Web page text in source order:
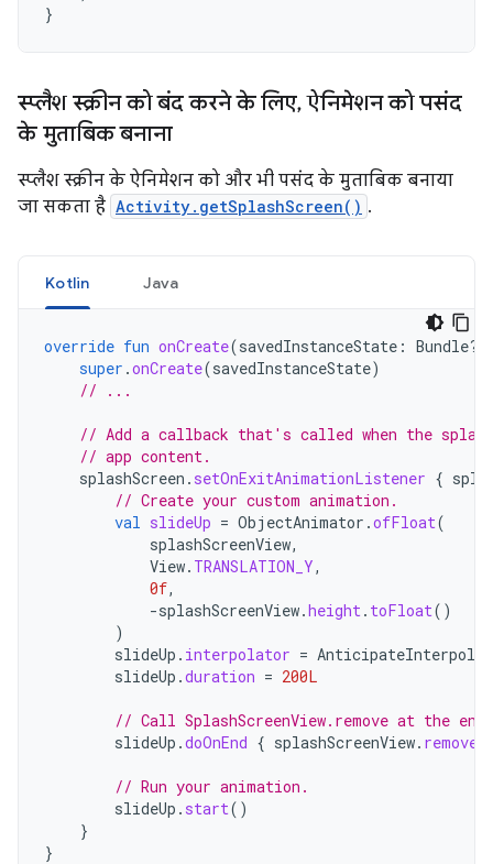
}
स्प्लैश स्क्रीन को बंद करने के लिए,ऐनिमेशन को पसंद
के मुताबिक बनाना
स्प्लैश स्क्रीन के ऐनिमेशन को और भी पसंद के मुताबिक बनाया
जा सकता है Activity.getSplashScreen() .
Kotlin Java
override fun onCreate(savedInstanceState : Bundle?)
super .onCreate(savedInstanceState)
// ...
// Add a callback that's called when the
// app content.
splashScreen . setOnExitAnimationListener {
// Create your custom animation.
val slideUp = ObjectAnimator .ofFloat(
splashScreenView,
View. TRANSLATION_Y,
0f,
-splashScreenView.height. toFloat()
)
slideUp . interpolator =
slideUp .duration = 200L
// Call SplashScreenView.remove at the
slideUp .doOnEnd { splashScreenView. remove
// Run your animation.
slideUp . start()
}
}